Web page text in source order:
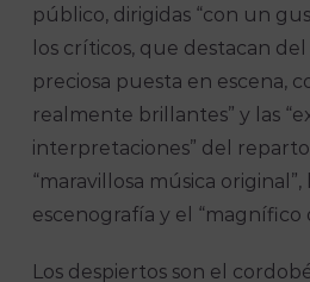
público, dirigidas “con un
los críticos, que destacan
preciosa puesta en escena,
realmente brillantes” y las
interpretaciones” del
“maravillosa música original”,
escenografía y el “magnífico
Los despiertos son el